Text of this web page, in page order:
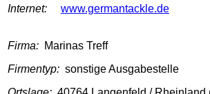
Internet:
www.germantackle.de
Firma: Marinas Treff
Firmentyp: sonstige Ausgabestelle